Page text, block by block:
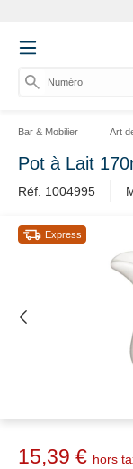
Numéro d'
Bar & Mobilier Art
Pot à Lait
Réf. 1004995
Express
15,39 € hors